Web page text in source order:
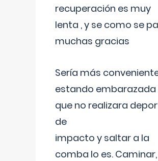
recuperación es muy
lenta , y se como se
muchas gracias
Sería más
estando embarazada
que no realizara
de
impacto y saltar a la
comba lo es. Caminar,